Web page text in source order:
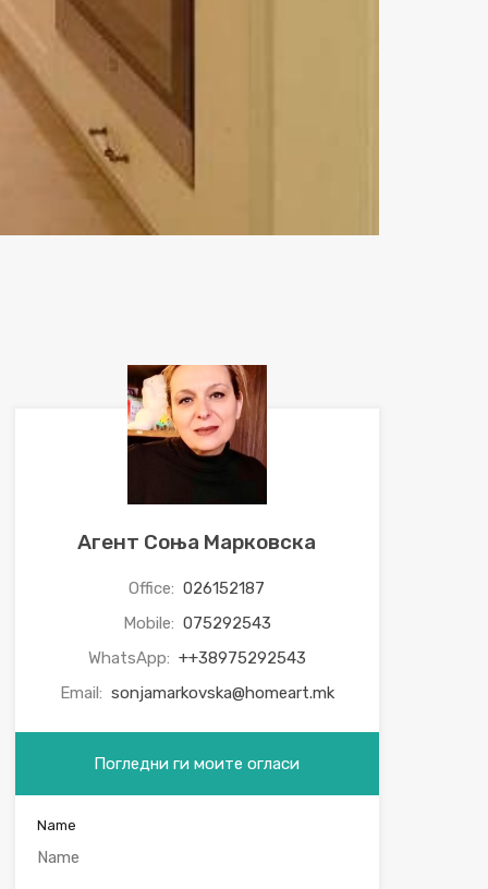
Агент Соња Марковска
Office: 026152187
Mobile: 075292543
WhatsApp: ++38975292543
Email: sonjamarkovska@homeart.mk
Погледни ги моите огласи
Name